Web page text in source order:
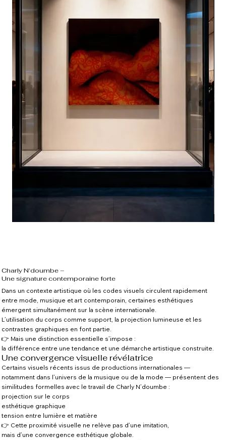
Charly N’doumbe –
Une signature contemporaine forte
Dans un contexte artistique où les codes visuels circulent rapidement
entre mode, musique et art contemporain, certaines esthétiques
émergent simultanément sur la scène internationale.
L’utilisation du corps comme support, la projection lumineuse et les
contrastes graphiques en font partie.
👉 Mais une distinction essentielle s’impose :
la différence entre une tendance et une démarche artistique construite.
Une convergence visuelle révélatrice
Certains visuels récents issus de productions internationales —
notamment dans l’univers de la musique ou de la mode — présentent des
similitudes formelles avec le travail de Charly N’doumbe :
projection sur le corps
esthétique graphique
tension entre lumière et matière
👉 Cette proximité visuelle ne relève pas d’une imitation,
mais d’une convergence esthétique globale.